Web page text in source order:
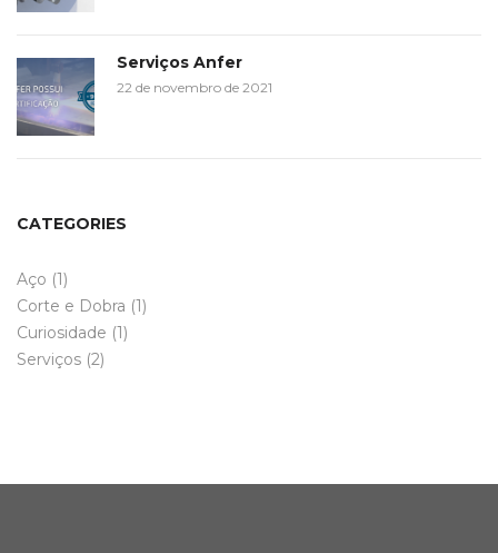
Serviços Anfer
22 de novembro de 2021
CATEGORIES
Aço (1)
Corte e Dobra (1)
Curiosidade (1)
Serviços (2)